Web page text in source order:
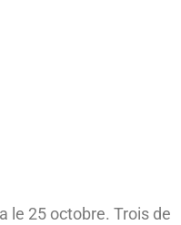
le 25 octobre. Trois de